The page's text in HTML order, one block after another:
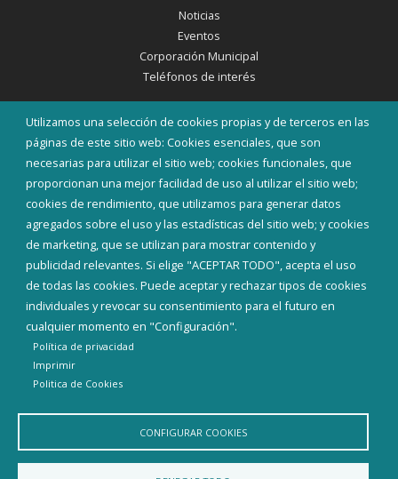
Utilizamos una selección de cookies propias y de terceros en las
páginas de este sitio web: Cookies esenciales, que son
necesarias para utilizar el sitio web; cookies funcionales, que
proporcionan una mejor facilidad de uso al utilizar el sitio web;
cookies de rendimiento, que utilizamos para generar datos
agregados sobre el uso y las estadísticas del sitio web; y cookies
de marketing, que se utilizan para mostrar contenido y
publicidad relevantes. Si elige "ACEPTAR TODO", acepta el uso
de todas las cookies. Puede aceptar y rechazar tipos de cookies
individuales y revocar su consentimiento para el futuro en
cualquier momento en "Configuración".
Política de privacidad
Imprimir
Politica de Cookies
CONFIGURAR COOKIES
Noticias
Eventos
Corporación Municipal
Teléfonos de interés
INICIAR SESIÓN
MAPA WEB
Diputación de Burgos
Aviso Legal Política de privacidad
Declaración de accesibilidad